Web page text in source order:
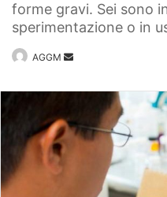
forme gravi. Sei sono
sperimentazione o in
AGGM
Invia